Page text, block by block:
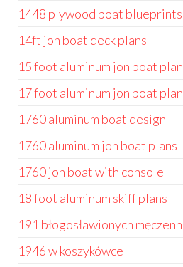
1448 plywood boat blueprints
14ft jon boat deck plans
15 foot aluminum jon boat
17 foot aluminum jon boat
1760 aluminum boat design
1760 aluminum jon boat plans
1760 jon boat with console
18 foot aluminum skiff plans
191 błogosławionych
1946 w koszykówce